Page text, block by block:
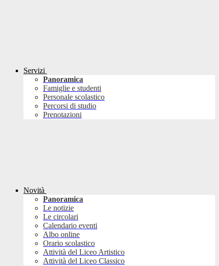
Servizi
Panoramica
Famiglie e studenti
Personale scolastico
Percorsi di studio
Prenotazioni
Novità
Panoramica
Le notizie
Le circolari
Calendario eventi
Albo online
Orario scolastico
Attività del Liceo Artistico
Attività del Liceo Classico